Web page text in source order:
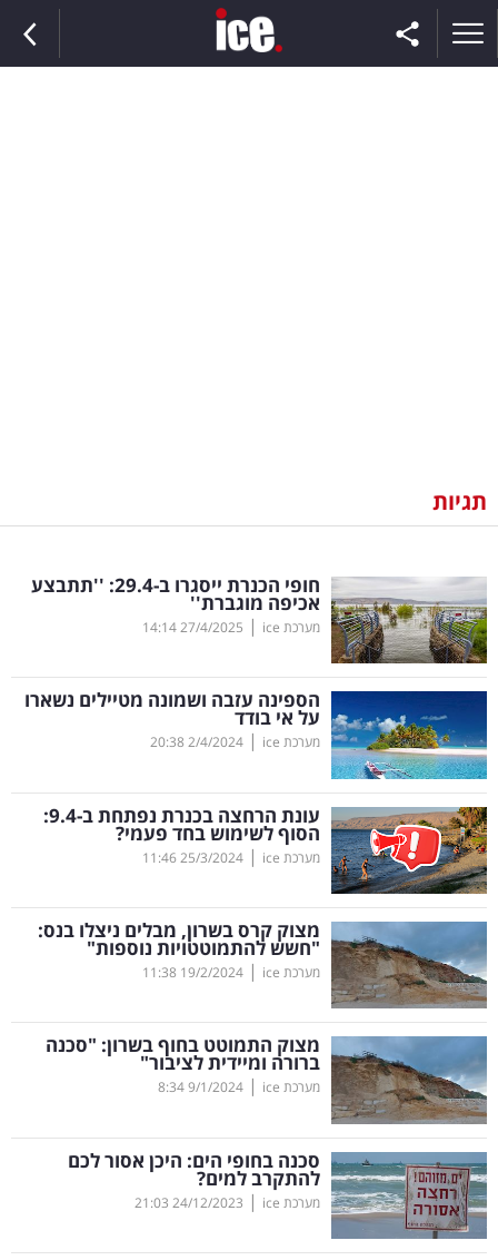
וצרכנות
דיגיטל
וטק
שיווק
ופרסום
משפט
מדדים
ומחקרים
דעות
רכילות
עסקית
קריפטו
ויראלי
טלוויזיה
עסקי
ספורט
תגיות
חופי הכנרת ייסגרו ב-29.4: ''תתבצע
אכיפה מוגברת''
מערכת ice |
27/4/2025
14:14
הספינה עזבה ושמונה מטיילים נשארו
על אי בודד
מערכת ice |
2/4/2024
20:38
עונת הרחצה בכנרת נפתחת ב-9.4:
הסוף לשימוש בחד פעמי?
מערכת ice |
25/3/2024
11:46
מצוק קרס בשרון, מבלים ניצלו בנס:
"חשש להתמוטטויות נוספות"
מערכת ice |
19/2/2024
11:38
מצוק התמוטט בחוף בשרון: "סכנה
ברורה ומיידית לציבור"
מערכת ice |
9/1/2024
8:34
סכנה בחופי הים: היכן אסור לכם
להתקרב למים?
מערכת ice |
24/12/2023
21:03